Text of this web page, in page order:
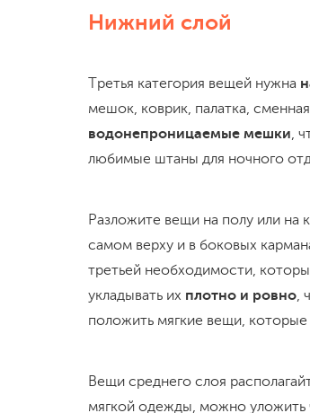
Нижний слой
Третья категория вещей нужна
мешок, коврик, палатка,
водонепроницаемые мешки,
любимые штаны для ночного
Разложите вещи на полу или на
самом верху и в боковых
третьей необходимости,
укладывать их плотно и ровно,
положить мягкие вещи,
Вещи среднего слоя
мягкой одежды, можно уложить